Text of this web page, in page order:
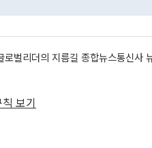
로벌리더의 지름길 종합뉴스통신
보기